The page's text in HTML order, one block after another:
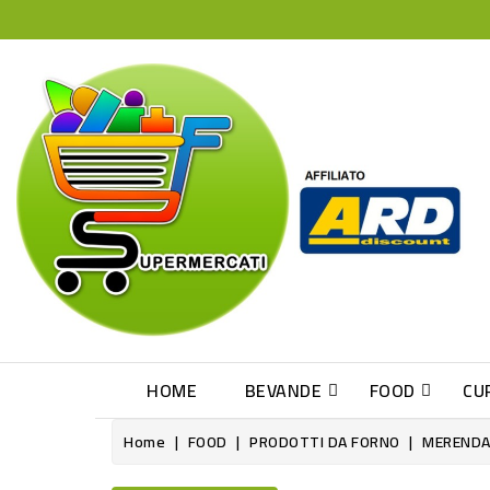
HOME BEVANDE FOOD
Home FOOD PRODOTTI DA FORNO